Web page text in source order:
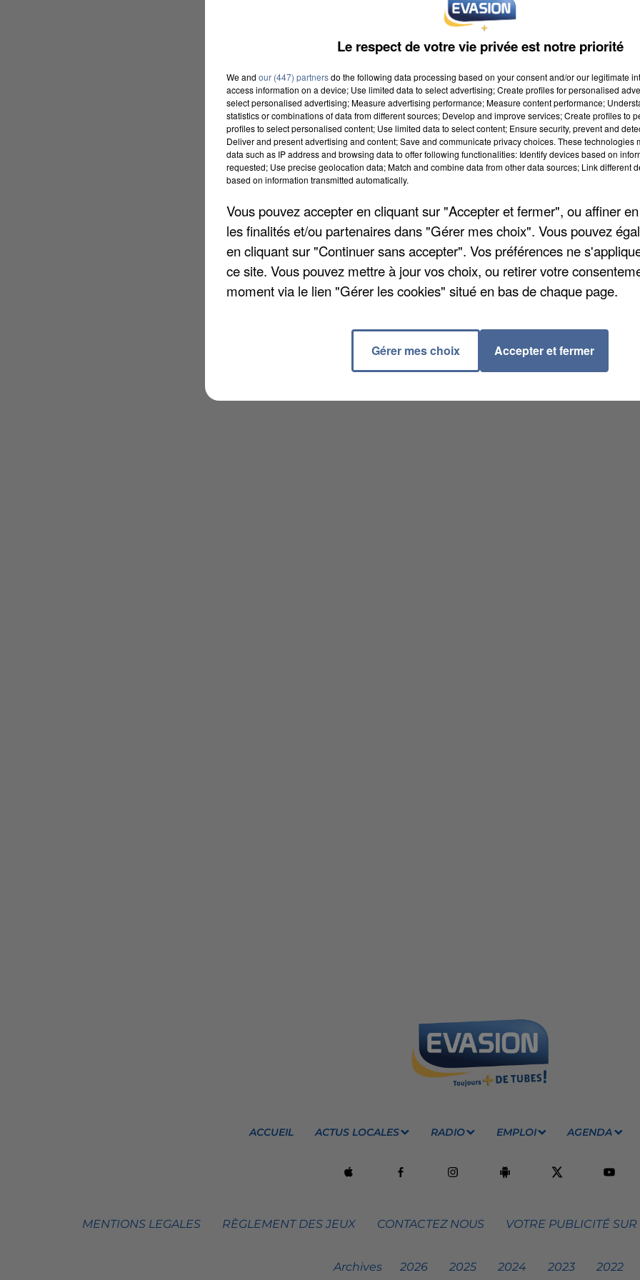
ACCUEIL ACTUS LOCALES RADIO EMPLOI AGENDA
MENTIONS LEGALES RÈGLEMENT DES JEUX CONTACTEZ NOUS VOTRE PUBLICITÉ
Archives 2026 2025 2024 2023 2022
Le respect de votre vie privée est notre priorité
We and our (447) partnersdo the following data processing based on your consent and/or our legitimate
access information on a device; Use limited data to select advertising; Create profiles for personalised
select personalised advertising; Measure advertising performance; Measure content performance;
statistics or combinations of data from different sources; Develop and improve services; Create profiles to
profiles to select personalised content; Use limited data to select content; Ensure security, prevent and
Deliver and present advertising and content; Save and communicate privacy choices. These technologies
data such as IP address and browsing data to offer following functionalities: Identify devices based on
requested; Use precise geolocation data; Match and combine data from other data sources; Link different
based on information transmitted automatically.
Vous pouvez accepter en cliquant sur "Accepter et fermer", ou affiner
les finalités et/ou partenaires dans "Gérer mes choix". Vous pouvez
en cliquant sur "Continuer sans accepter". Vos préférences ne
ce site. Vous pouvez mettre à jour vos choix, ou retirer votre
moment via le lien "Gérer les cookies" situé en bas de chaque page.
Gérer mes choix Accepter et fermer